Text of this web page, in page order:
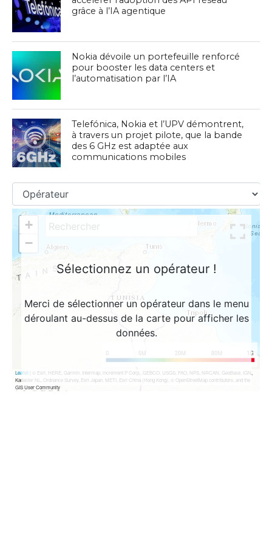
grâce à l’IA agentique
Nokia dévoile un portefeuille renforcé
pour booster les data centers et
l’automatisation par l’IA
Telefónica, Nokia et l’UPV démontrent,
à travers un projet pilote, que la bande
des 6 GHz est adaptée aux
communications mobiles